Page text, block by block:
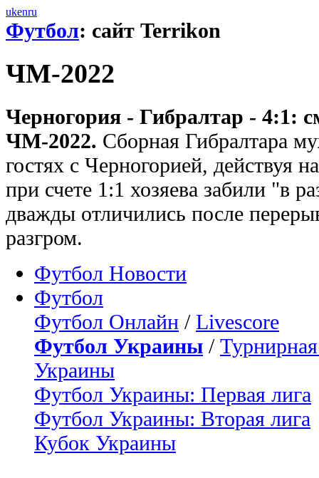
ukenru
Футбол: сайт Terrikon
ЧМ-2022
Черногория - Гибралтар - 4:1:
ЧМ-2022. Сборная Гибралтара
гостях с Черногорией, действуя
при счете 1:1 хозяева забили "в
дважды отличились после
разгром.
Футбол Новости
Футбол
Футбол Онлайн / Livescore
Футбол Украины /
Украины
Футбол Украины: Первая лига
Футбол Украины: Вторая лига
Кубок Украины